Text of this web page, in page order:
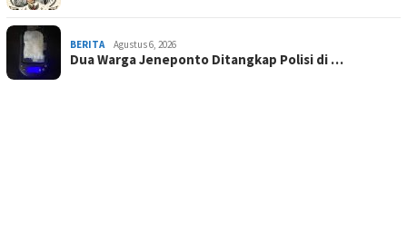
BERITA Agustus 6, 2026
Dua Warga Jeneponto Ditangkap Polisi di …